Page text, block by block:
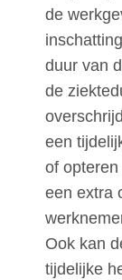
de
duur van
de
een
of
een extra
Ook kan
tijdelijke